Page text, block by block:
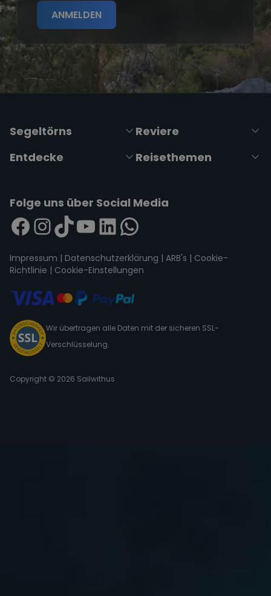
ANMELDEN
Segeltörns
Reviere
Entdecke
Reisethemen
Folge uns über Social Media
Impressum | Datenschutzerklärung | ARB's | Cookie-
Richtlinie | Cookie-Einstellungen
Wir übertragen alle Daten mit der sicheren SSL-
Verschlüsselung.
Copyright © 2026 Sailwithus